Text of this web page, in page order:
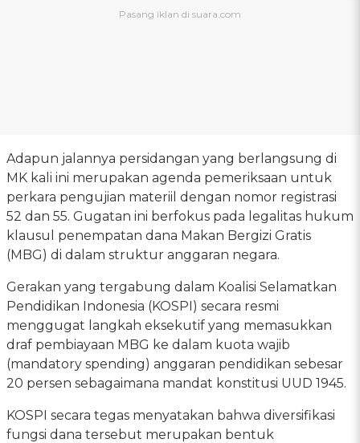
Adapun jalannya persidangan yang berlangsung di
MK kali ini merupakan agenda pemeriksaan untuk
perkara pengujian materiil dengan nomor registrasi
52 dan 55. Gugatan ini berfokus pada legalitas hukum
klausul penempatan dana Makan Bergizi Gratis
(MBG) di dalam struktur anggaran negara.
Gerakan yang tergabung dalam Koalisi Selamatkan
Pendidikan Indonesia (KOSPI) secara resmi
menggugat langkah eksekutif yang memasukkan
draf pembiayaan MBG ke dalam kuota wajib
(mandatory spending) anggaran pendidikan sebesar
20 persen sebagaimana mandat konstitusi UUD 1945.
KOSPI secara tegas menyatakan bahwa diversifikasi
fungsi dana tersebut merupakan bentuk